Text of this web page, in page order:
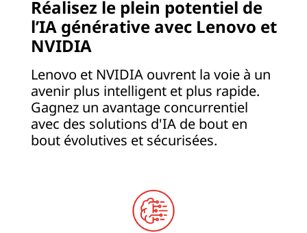
Réalisez le plein potentiel de
l’IA générative avec Lenovo et
NVIDIA
Lenovo et NVIDIA ouvrent la voie à un
avenir plus intelligent et plus rapide.
Gagnez un avantage concurrentiel
avec des solutions d'IA de bout en
bout évolutives et sécurisées.